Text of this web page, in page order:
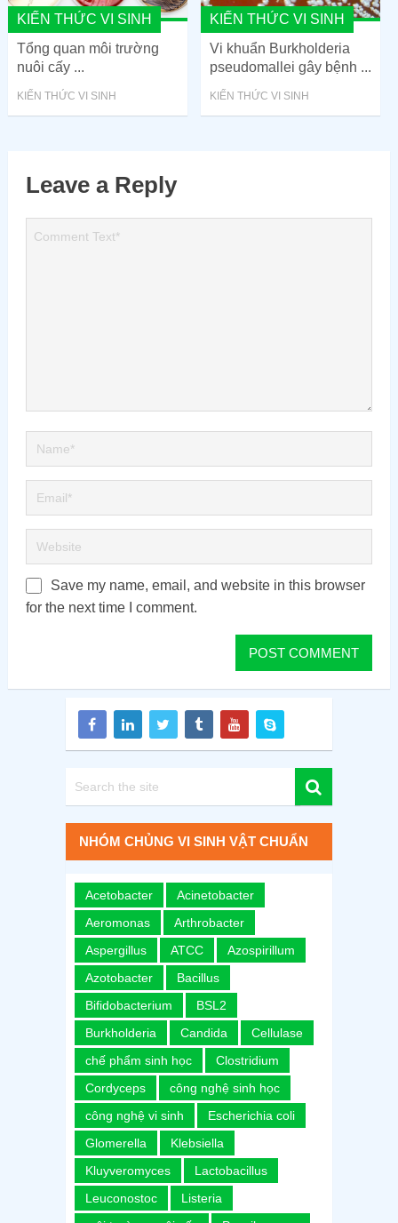
KIẾN THỨC VI SINH
Tổng quan môi trường
nuôi cấy ...
KIẾN THỨC VI SINH
KIẾN THỨC VI SINH
Vi khuẩn Burkholderia
pseudomallei gây bệnh ...
KIẾN THỨC VI SINH
Leave a Reply
Save my name, email, and website in this browser
for the next time I comment.
NHÓM CHỦNG VI SINH VẬT CHUẨN
Acetobacter
Acinetobacter
Aeromonas
Arthrobacter
Aspergillus
ATCC
Azospirillum
Azotobacter
Bacillus
Bifidobacterium
BSL2
Burkholderia
Candida
Cellulase
chế phẩm sinh học
Clostridium
Cordyceps
công nghệ sinh học
công nghệ vi sinh
Escherichia coli
Glomerella
Klebsiella
Kluyveromyces
Lactobacillus
Leuconostoc
Listeria